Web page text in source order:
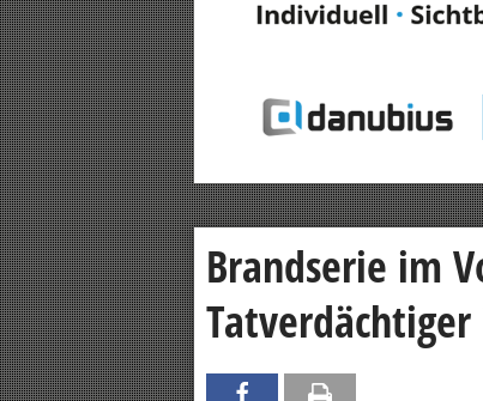
Brandserie im